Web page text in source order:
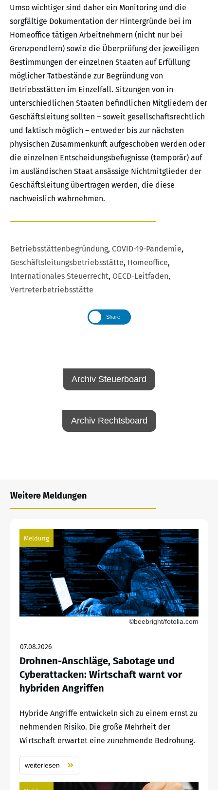
Umso wichtiger sind daher ein Monitoring und die
sorgfältige Dokumentation der Hintergründe bei im
Homeoffice tätigen Arbeitnehmern (nicht nur bei
Grenzpendlern) sowie die Über­prüfung der jeweiligen
Bestimmungen der einzelnen Staaten auf Erfüllung
möglicher Tat­bestände zur Begründung von
Betriebsstätten im Einzelfall. Sitzungen von in
unterschiedlichen Staaten befindlichen Mitgliedern der
Geschäftsleitung sollten – soweit gesellschaftsrechtlich
und faktisch möglich – entweder bis zur nächsten
physischen Zusammenkunft aufgeschoben werden oder
die einzelnen Entscheidungsbefugnisse (temporär) auf
im ausländischen Staat ansässige Nichtmitglieder der
Geschäftsleitung übertragen werden, die diese
nachweislich wahrnehmen.
Betriebsstättenbegründung, COVID-19-Pandemie,
Geschäftsleitungsbetriebsstätte, Homeoffice,
Internationales Steuerrecht, OECD-Leitfaden,
Vertreterbetriebsstätte
Share
Archiv Steuerboard
Archiv Rechtsboard
Weitere Meldungen
Meldung
©beebright/fotolia.com
07.08.2026
Drohnen-Anschläge, Sabotage und
Cyberattacken: Wirtschaft warnt vor
hybriden Angriffen
Hybride Angriffe entwickeln sich zu einem ernst zu
nehmenden Risiko. Die große Mehrheit der
Wirtschaft erwartet eine zunehmende Bedrohung.
weiterlesen